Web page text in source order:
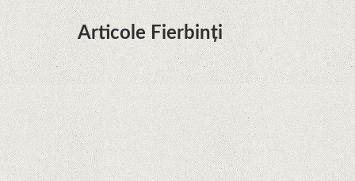
Articole Fierbinți
Dota Anime venind la Netflix în această lună de
la Legenda Korra Studio Mir
Curtea Supremă reglementează în favoarea
Google în Oracle Java Fight